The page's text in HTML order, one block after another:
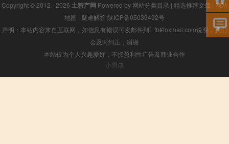
Copyright © 2012 - 2026 土特产网 Powered by 网站分类目录 | 精选推荐文章 | 网站
地图 | 疑难解答 陕ICP备05039492号
声明：本站内容来自互联网，如信息有错误可发邮件到f_fb#foxmail.com说明，我们
会及时纠正，谢谢
本站仅为个人兴趣爱好，不接盈利性广告及商业合作
小男孩